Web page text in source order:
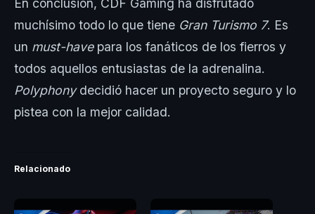
En conclusión, CDF Gaming ha disfrutado
muchísimo todo lo que tiene Gran Turismo 7. Es
un must-have para los fanáticos de los fierros y
todos aquellos entusiastas de la adrenalina.
Polyphonydecidió hacer un proyecto seguro y lo
pistea con la mejor calidad.
Relacionado